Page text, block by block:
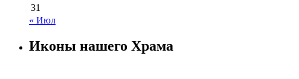
31
« Июл
Иконы нашего Храма